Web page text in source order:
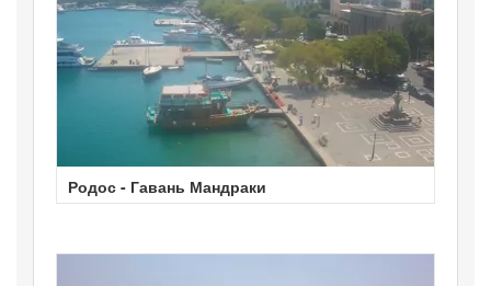
Родос - Гавань Мандраки